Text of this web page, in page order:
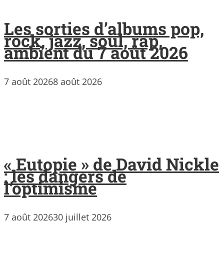
Les sorties d’albums pop,
rock, jazz, soul, rap,
ambient du 7 août 2026
7 août 20268 août 2026
« Eutopie » de David Nickle
: les dangers de
l’optimisme
7 août 202630 juillet 2026